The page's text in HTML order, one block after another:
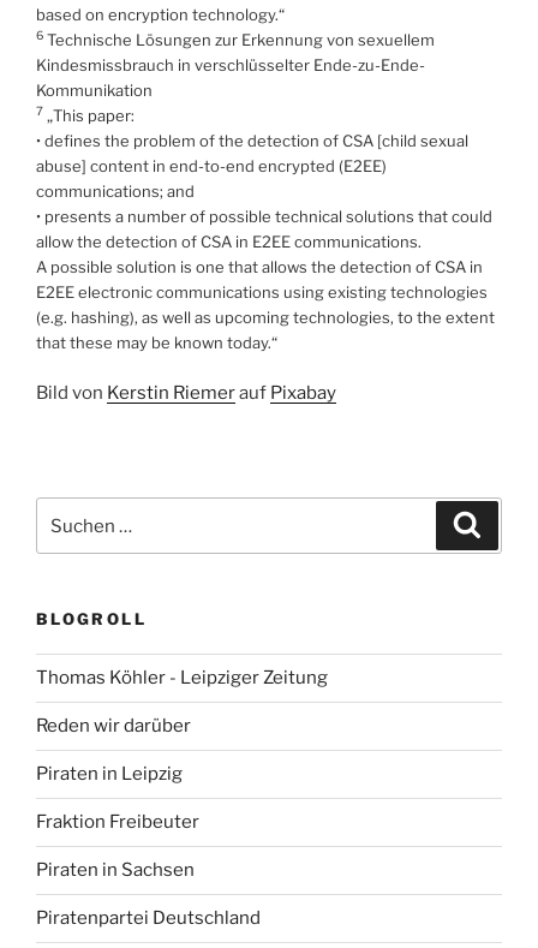
based on encryption technology.“
6 Technische Lösungen zur Erkennung von sexuellem
Kindesmissbrauch in verschlüsselter Ende-zu-Ende-
Kommunikation
7 „This paper:
• defines the problem of the detection of CSA [child sexual
abuse] content in end-to-end encrypted (E2EE)
communications; and
• presents a number of possible technical solutions that could
allow the detection of CSA in E2EE communications.
A possible solution is one that allows the detection of CSA in
E2EE electronic communications using existing technologies
(e.g. hashing), as well as upcoming technologies, to the extent
that these may be known today.“
Bild von Kerstin Riemerauf Pixabay
nach:
BLOGROLL
Thomas Köhler - Leipziger Zeitung
Reden wir darüber
Piraten in Leipzig
Fraktion Freibeuter
Piraten in Sachsen
Piratenpartei Deutschland